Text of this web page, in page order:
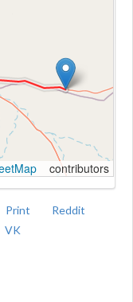
contributors
Print
Reddit
VK